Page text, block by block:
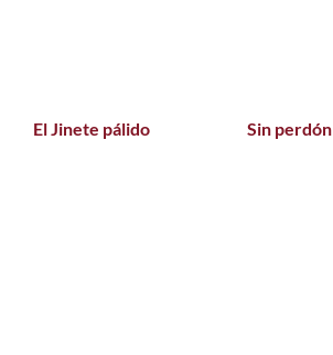
El Jinete pálido Sin perdón